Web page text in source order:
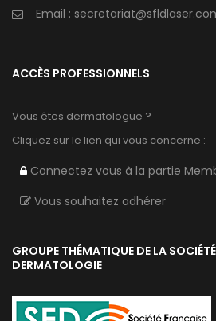
Email :
ACCÈS PROFESSIONNELS
Vous êtes dermatologue ?
Cliquez sur le lien qui vous concerne :
Connectez vous à la partie
Vous souhaitez adhérer
GROUPE THÉMATIQUE DE LA
DERMATOLOGIE